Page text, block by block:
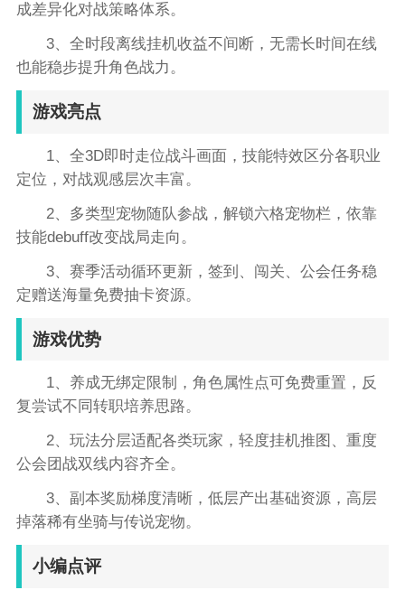
成差异化对战策略体系。
3、全时段离线挂机收益不间断，无需长时间在线
也能稳步提升角色战力。
游戏亮点
1、全3D即时走位战斗画面，技能特效区分各职业
定位，对战观感层次丰富。
2、多类型宠物随队参战，解锁六格宠物栏，依靠
技能debuff改变战局走向。
3、赛季活动循环更新，签到、闯关、公会任务稳
定赠送海量免费抽卡资源。
游戏优势
1、养成无绑定限制，角色属性点可免费重置，反
复尝试不同转职培养思路。
2、玩法分层适配各类玩家，轻度挂机推图、重度
公会团战双线内容齐全。
3、副本奖励梯度清晰，低层产出基础资源，高层
掉落稀有坐骑与传说宠物。
小编点评